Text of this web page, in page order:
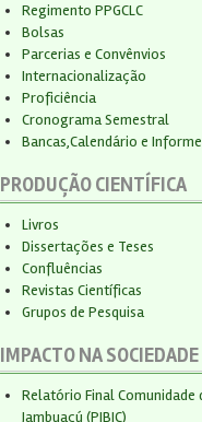
Regimento PPGCLC
Bolsas
Parcerias e Convênvios
Internacionalização
Proficiência
Cronograma Semestral
Bancas,Calendário e
PRODUÇÃO CIENTÍFICA
Livros
Dissertações e Teses
Confluências
Revistas Científicas
Grupos de Pesquisa
IMPACTO NA SOCIEDADE
Relatório Final Comunidade
Jambuaçú (PIBIC)